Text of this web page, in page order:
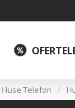
Huse Telefon